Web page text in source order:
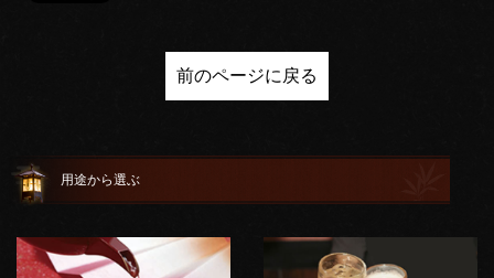
前のページに戻る
用途から選ぶ